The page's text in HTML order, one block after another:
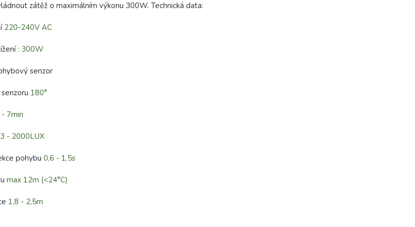
zátěž o maximálním výkonu 300W. Technická data:
220-240V AC
: 300W
senzor
180°
7min
3 - 2000LUX
pohybu 0,6 - 1,5s
max 12m (<24°C)
1,8 - 2,5m